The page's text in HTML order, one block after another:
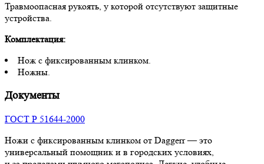
Травмоопасная рукоять, у которой отсутствуют защитные
устройства.
Комплектация:
Нож с фиксированным клинком.
Ножны.
Документы
ГОСТ Р 51644-2000
Ножи с фиксированным клинком от Daggerr — это
универсальный помощник и в городских условиях,